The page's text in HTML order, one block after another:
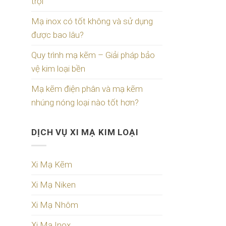
Mạ inox có tốt không và sử dụng
được bao lâu?
Quy trình mạ kẽm – Giải pháp bảo
vệ kim loại bền
Mạ kẽm điện phân và mạ kẽm
nhúng nóng loại nào tốt hơn?
DỊCH VỤ XI MẠ KIM LOẠI
Xi Mạ Kẽm
Xi Mạ Niken
Xi Mạ Nhôm